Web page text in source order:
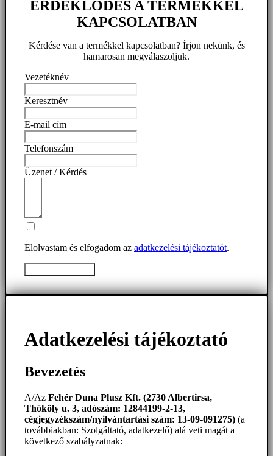
ÉRDEKLŐDÉS A TERMÉKKEL
KAPCSOLATBAN
Kérdése van a termékkel kapcsolatban? Írjon nekünk, és
hamarosan megválaszoljuk.
Vezetéknév
Keresztnév
E-mail cím
Telefonszám
Üzenet / Kérdés
Elolvastam és elfogadom az adatkezelési tájékoztatót.
Adatkezelési tájékoztató
Bevezetés
A/Az Fehér Duna Plusz Kft. (2730 Albertirsa,
Thököly u. 3, adószám: 12844199-2-13,
cégjegyzékszám/nyilvántartási szám: 13-09-091275) (a
továbbiakban: Szolgáltató, adatkezelő) alá veti magát a
következő szabályzatnak: